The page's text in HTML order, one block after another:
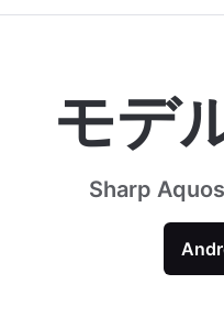
モデ
Sharp